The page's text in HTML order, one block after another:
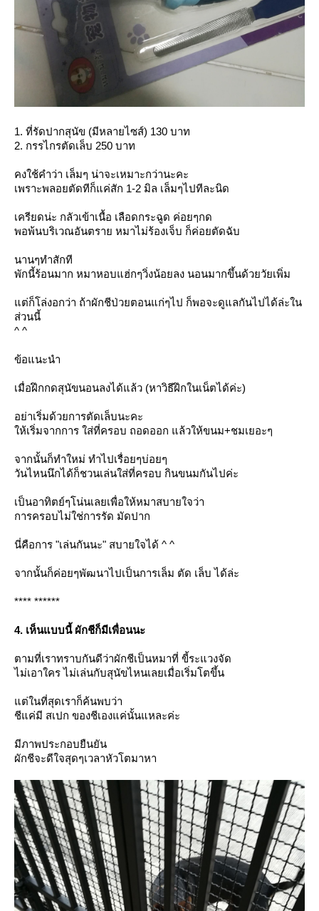
1. ที่รัดปากสุนัข (มีหลายไซส์) 130 บาท
2. กรรไกรตัดเล็บ 250 บาท
คงใช้คำว่า เล็มๆ น่าจะเหมาะกว่านะคะ
เพราะพลอยตัดทีก็แค่สัก 1-2 มิล เล็มๆไปทีละนิด
เครียดน่ะ กลัวเข้าเนื้อ เลือดกระฉูด ค่อยๆกด
พอพ้นบริเวณอันตราย หมาไม่ร้องเจ็บ ก็ค่อยตัดฉับ
นานๆทำสักที
พักนี้ร้อนมาก หมาหอบแฮ่กๆวิ่งน้อยลง นอนมากขึ้นด้วยวัยเพิ่ม
ต่ก็โล่งอกว่า ถ้าผักชีป่วยตอนแก่ๆไป ก็พอจะดูแลกันไปได้ล่ะใน
ส่วนนี้
^ ^
ข้อแนะนำ
เมื่อฝึกกดสุนัขนอนลงได้แล้ว (หาวิธีฝึกในเน็ตได้ค่ะ)
อย่าเริ่มด้วยการตัดเล็บนะคะ
ห้เริ่มจากการ ใส่ที่ครอบ ถอดออก แล้วให้ขนม+ชมเยอะๆ
จากนั้นก็ทำใหม่ ทำไปเรื่อยๆบ่อยๆ
วันไหนนึกได้ก็ชวนเล่นใส่ที่ครอบ กินขนมกันไปค่ะ
เป็นอาทิตย์ๆโน่นเลยเพื่อให้หมาสบายใจว่า
การครอบไม่ใช่การรัด มัดปาก
นี่คือการ "เล่นกันนะ" สบายใจได้ ^ ^
จากนั้นก็ค่อยๆพัฒนาไปเป็นการเล็ม ตัด เล็บ ได้ล่ะ
**** ******
4. เห็นแบบนี้ ผักชีก็มีเพื่อนนะ
ตามที่เราทราบกันดีว่าผักชีเป็นหมาที่ ขี้ระแวงจัด
ไม่เอาใคร ไม่เล่นกับสุนัขไหนเลยเมื่อเริ่มโตขึ้น
ต่ในที่สุดเราก็ค้นพบว่า
ชีแค่มี สเปก ของชีเองแค่นั้นแหละค่ะ
มีภาพประกอบยืนยัน
ผักชีจะดีใจสุดๆเวลาหัวโตมาหา